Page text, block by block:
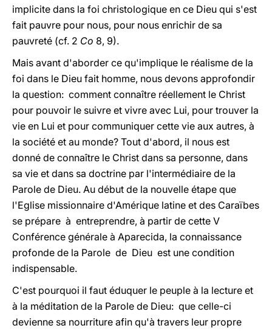
implicite dans la foi christologique en ce Dieu qui s'est
fait pauvre pour nous, pour nous enrichir de sa
pauvreté (cf. 2 Co 8, 9).
Mais avant d'aborder ce qu'implique le réalisme de la
foi dans le Dieu fait homme, nous devons approfondir
la question: comment connaître réellement le Christ
pour pouvoir le suivre et vivre avec Lui, pour trouver la
vie en Lui et pour communiquer cette vie aux autres, à
la société et au monde? Tout d'abord, il nous est
donné de connaître le Christ dans sa personne, dans
sa vie et dans sa doctrine par l'intermédiaire de la
Parole de Dieu. Au début de la nouvelle étape que
l'Eglise missionnaire d'Amérique latine et des Caraïbes
se prépare à entreprendre, à partir de cette V
Conférence générale à Aparecida, la connaissance
profonde de la Parole de Dieu est une condition
indispensable.
C'est pourquoi il faut éduquer le peuple à la lecture et
à la méditation de la Parole de Dieu: que celle-ci
devienne sa nourriture afin qu'à travers leur propre